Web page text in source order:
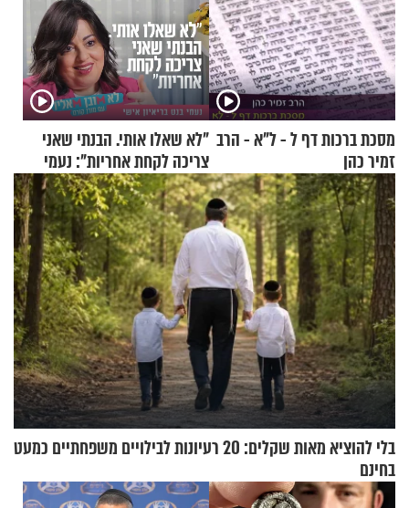
מסכת ברכות דף ל - ל"א - הרב
זמיר כהן
"לא שאלו אותי. הבנתי שאני
צריכה לקחת אחריות": נעמי
בנט בריאיון אישי
בלי להוציא מאות שקלים: 20 רעיונות לבילויים משפחתיים כמעט
בחינם